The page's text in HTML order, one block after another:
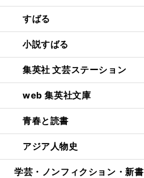
すばる
小説すばる
集英社 文芸ステーション
web 集英社文庫
青春と読書
アジア人物史
学芸・ノンフィクション・新書